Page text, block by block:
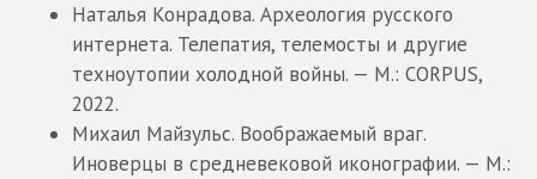
Наталья Конрадова. Археология русского
интернета. Телепатия, телемосты и другие
техноутопии холодной войны. — М.: CORPUS,
2022.
Михаил Майзульс. Воображаемый враг.
Иноверцы в средневековой иконографии. — М.: